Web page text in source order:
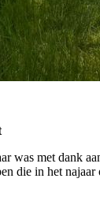
was met dank
die in het najaar